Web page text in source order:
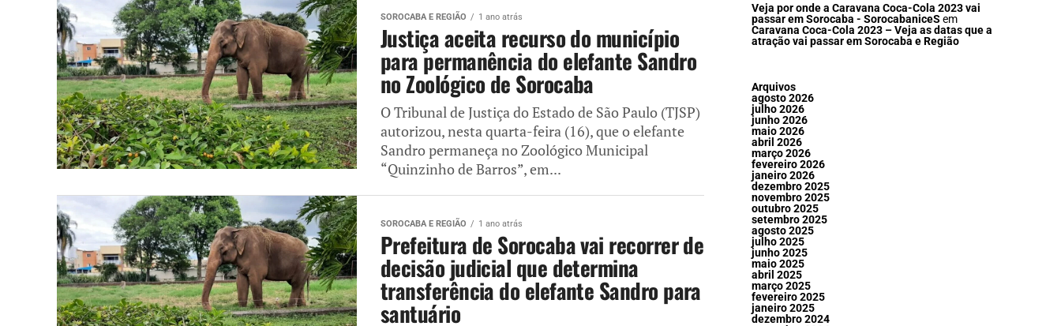
SOROCABA E REGIÃO 1 ano atrás
Justiça aceita recurso do município
para permanência do elefante Sandro
no Zoológico de Sorocaba
O Tribunal de Justiça do Estado de São Paulo (TJSP)
autorizou, nesta quarta-feira (16), que o elefante
Sandro permaneça no Zoológico Municipal
“Quinzinho de Barros”, em...
SOROCABA E REGIÃO 1 ano atrás
Prefeitura de Sorocaba vai recorrer de
decisão judicial que determina
transferência do elefante Sandro para
santuário
Veja por onde a Caravana Coca-Cola 2023 vai
passar em Sorocaba - SorocabaniceS em
Caravana Coca-Cola 2023 – Veja as datas que a
atração vai passar em Sorocaba e Região
Arquivos
agosto 2026
julho 2026
junho 2026
maio 2026
abril 2026
março 2026
fevereiro 2026
janeiro 2026
dezembro 2025
novembro 2025
outubro 2025
setembro 2025
agosto 2025
julho 2025
junho 2025
maio 2025
abril 2025
março 2025
fevereiro 2025
janeiro 2025
dezembro 2024